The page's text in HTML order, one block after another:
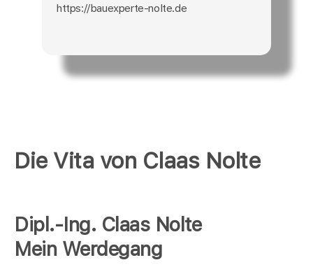
Die Vita von Claas Nolte
Dipl.-Ing. Claas Nolte
Mein Werdegang
https://bauexperte-nolte.de